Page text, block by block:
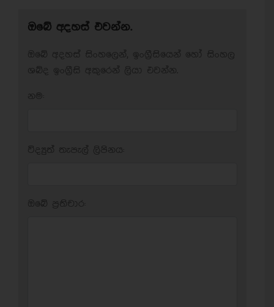
ඔබේ අදහස් එවන්න.